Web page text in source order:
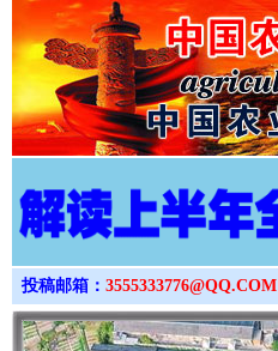
投稿邮箱： 3555333776@QQ.COM